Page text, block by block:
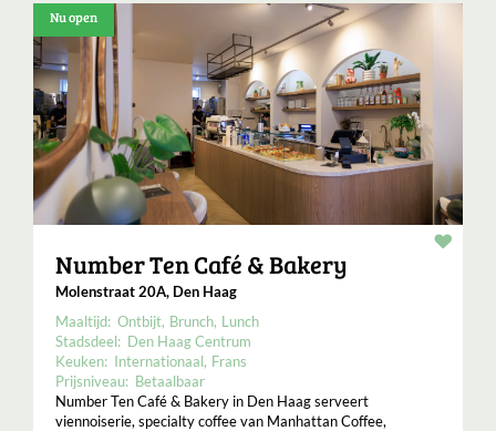
Nu open
Number Ten Café & Bakery
Molenstraat 20A, Den Haag
Maaltijd: Ontbijt Brunch Lunch
Stadsdeel: Den Haag Centrum
Keuken: Internationaal Frans
Prijsniveau: Betaalbaar
Number Ten Café & Bakery in Den Haag serveert
viennoiserie, specialty coffee van Manhattan Coffee,